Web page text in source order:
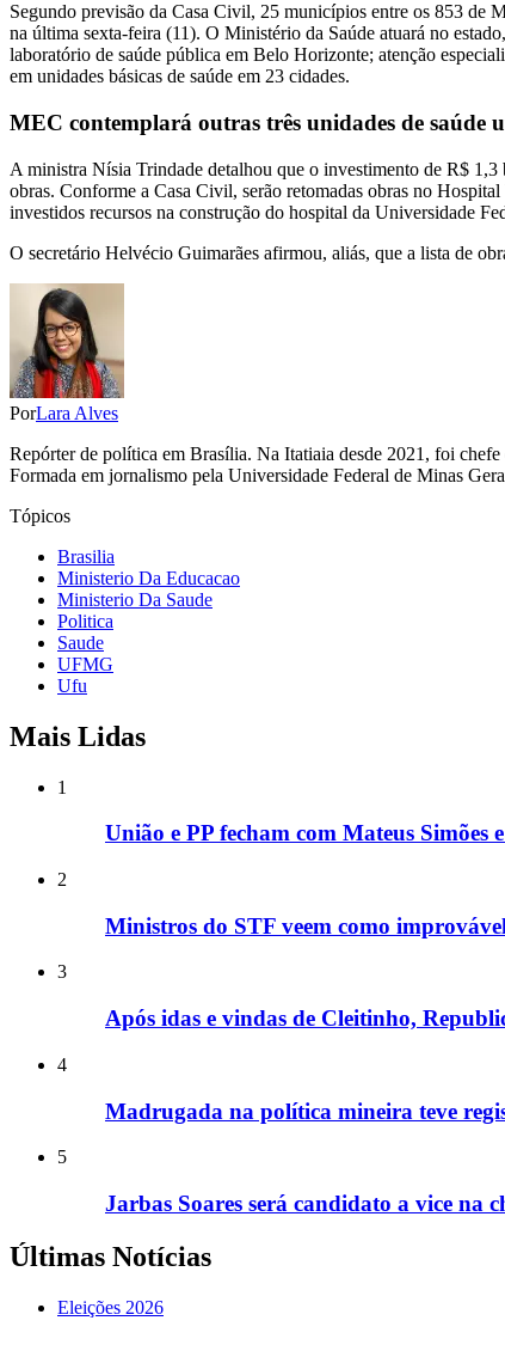
Segundo previsão da Casa Civil, 25 municípios entre os 853 de
na última sexta-feira (11). O Ministério da Saúde atuará no
laboratório de saúde pública em Belo Horizonte; atenção
em unidades básicas de saúde em 23 cidades.
MEC contemplará outras três unidades de saúde
A ministra Nísia Trindade detalhou que o investimento de R$
obras. Conforme a Casa Civil, serão retomadas obras no
investidos recursos na construção do hospital da Universidade
O secretário Helvécio Guimarães afirmou, aliás, que a lista de
PorLara Alves
Repórter de política em Brasília. Na Itatiaia desde 2021, foi
Formada em jornalismo pela Universidade Federal de Minas
Tópicos
Brasilia
Ministerio Da Educacao
Ministerio Da Saude
Politica
Saude
UFMG
Ufu
Mais Lidas
1
União e PP fecham com Mateus Simões
2
Ministros do STF veem como
3
Após idas e vindas de Cleitinho,
4
Madrugada na política mineira teve
5
Jarbas Soares será candidato a vice na
Últimas Notícias
Eleições 2026